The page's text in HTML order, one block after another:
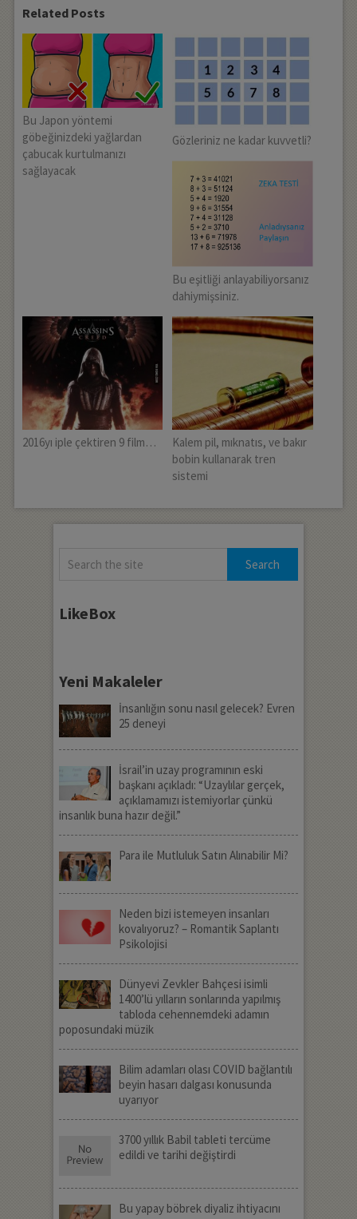
Related Posts
Bu Japon yöntemi
göbeğinizdeki yağlardan
çabucak kurtulmanızı
sağlayacak
Gözleriniz ne kadar kuvvetli?
Bu eşitliği anlayabiliyorsanız
dahiymişsiniz.
2016yı iple çektiren 9 film…
Kalem pil, mıknatıs, ve bakır
bobin kullanarak tren
sistemi
LikeBox
Yeni Makaleler
İnsanlığın sonu nasıl gelecek? Evren
25 deneyi
İsrail’in uzay programının eski
başkanı açıkladı: “Uzaylılar gerçek,
açıklamamızı istemiyorlar çünkü
insanlık buna hazır değil.”
Para ile Mutluluk Satın Alınabilir Mi?
Neden bizi istemeyen insanları
kovalıyoruz? – Romantik Saplantı
Psikolojisi
Dünyevi Zevkler Bahçesi isimli
1400’lü yılların sonlarında yapılmış
tabloda cehennemdeki adamın
poposundaki müzik
Bilim adamları olası COVID bağlantılı
beyin hasarı dalgası konusunda
uyarıyor
3700 yıllık Babil tableti tercüme
edildi ve tarihi değiştirdi
Bu yapay böbrek diyaliz ihtiyacını